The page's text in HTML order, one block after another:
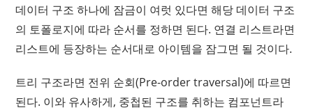
데이터 구조 하나에 잠금이 여럿 있다면 해당 데이터 구조
의 토폴로지에 따라 순서를 정하면 된다. 연결 리스트라면
리스트에 등장하는 순서대로 아이템을 잠그면 될 것이다.
트리 구조라면 전위 순회(Pre-order traversal)에 따르면
된다. 이와 유사하게, 중첩된 구조를 취하는 컴포넌트라